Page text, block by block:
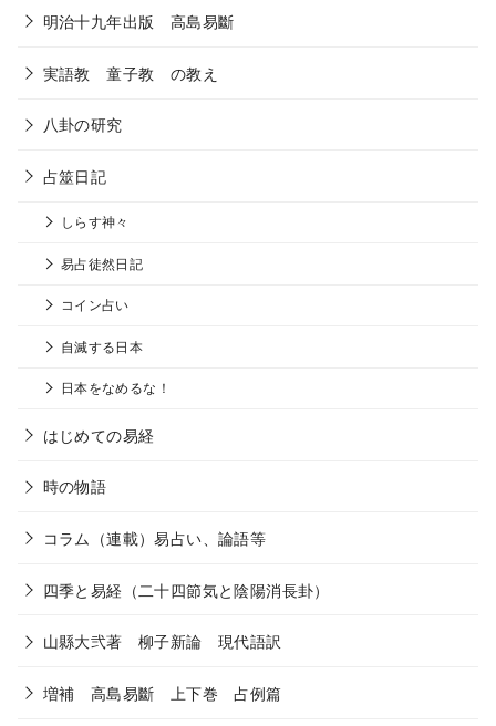
明治十九年出版 高島易斷
実語教 童子教 の教え
八卦の研究
占筮日記
しらす神々
易占徒然日記
コイン占い
自滅する日本
日本をなめるな！
はじめての易経
時の物語
コラム（連載）易占い、論語等
四季と易経（二十四節気と陰陽消長卦）
山縣大弐著 柳子新論 現代語訳
増補 高島易斷 上下巻 占例篇